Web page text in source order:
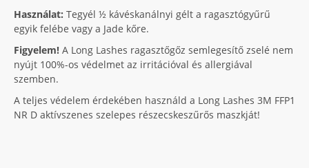
Használat: Tegyél ½ kávéskanálnyi gélt a ragasztógyűrű
egyik felébe vagy a Jade kőre.
Figyelem! A Long Lashes ragasztőgőz semlegesítő zselé nem
nyújt 100%-os védelmet az irritációval és allergiával
szemben.
A teljes védelem érdekében használd a Long Lashes 3M FFP1
NR D aktívszenes szelepes részecskeszűrős maszkját!